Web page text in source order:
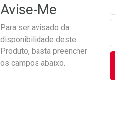
Avise-Me
Para ser avisado da
disponibilidade deste
Produto, basta preencher
os campos abaixo.